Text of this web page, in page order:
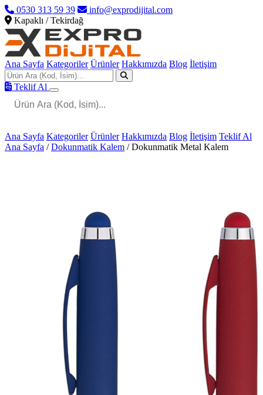
0530 313 59 39
info@exprodijital.com
Kapaklı / Tekirdağ
Ana Sayfa Kategoriler Ürünler Hakkımızda Blog İletişim
Teklif Al
Ana Sayfa Kategoriler Ürünler Hakkımızda Blog İletişim Teklif Al
Ana Sayfa / Dokunmatik Kalem / Dokunmatik Metal Kalem